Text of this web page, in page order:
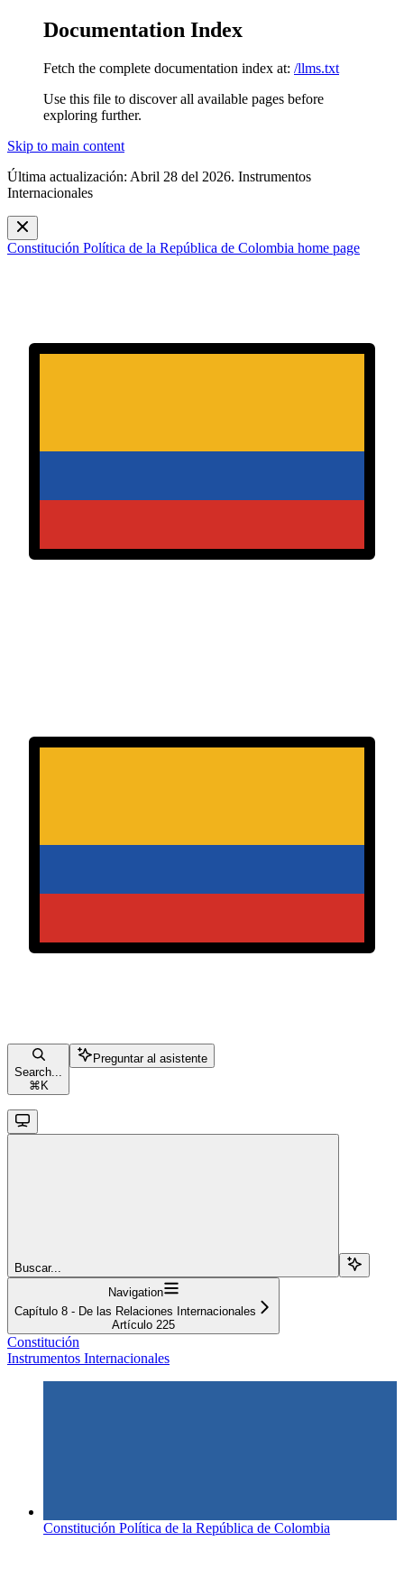
Documentation Index
Fetch the complete documentation index at: /llms.txt
Use this file to discover all available pages before
exploring further.
Skip to main content
Última actualización: Abril 28 del 2026. Instrumentos
Internacionales
Constitución Política de la República de Colombia home page
Search...
⌘ K
Preguntar al asistente
Buscar...
Navigation
Capítulo 8 - De las Relaciones Internacionales
Artículo 225
Constitución
Instrumentos Internacionales
Constitución Política de la República de Colombia